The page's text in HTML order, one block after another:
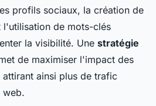
profils sociaux, la création de
l'utilisation de mots-clés
la visibilité. Une stratégie
de maximiser l'impact des
ainsi plus de trafic
web.